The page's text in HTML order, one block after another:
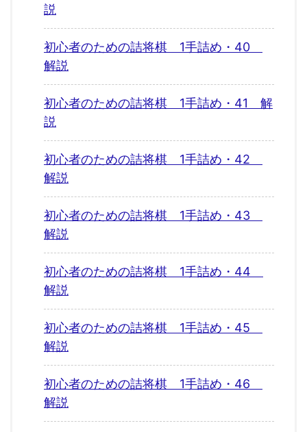
説
初心者のための詰将棋 1手詰め・40
解説
初心者のための詰将棋 1手詰め・41 解
説
初心者のための詰将棋 1手詰め・42
解説
初心者のための詰将棋 1手詰め・43
解説
初心者のための詰将棋 1手詰め・44
解説
初心者のための詰将棋 1手詰め・45
解説
初心者のための詰将棋 1手詰め・46
解説